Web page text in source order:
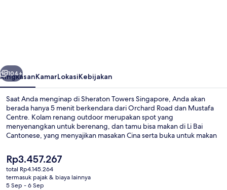
Berikutnya
104+
RingkasanKamarLokasiKebijakan
Saat Anda menginap di Sheraton Towers Singapore, Anda akan
berada hanya 5 menit berkendara dari Orchard Road dan Mustafa
Centre. Kolam renang outdoor merupakan spot yang
menyenangkan untuk berenang, dan tamu bisa makan di Li Bai
Cantonese, yang menyajikan masakan Cina serta buka untuk makan
pusat kebugaran 24 jam, dan pusat kebugaran adalah daya tarik lain
di hotel mewah ini. Transportasi umum berada tidak jauh: Stasiun
MRT Newton berjarak 2 menit dan Stasiun MRT Orchard berjarak 14
menit.
Harga
saat
ini
Rp3.457.267
Rp3.457.267
total Rp4.145.264
termasuk pajak & biaya lainnya
5 Sep - 6 Sep